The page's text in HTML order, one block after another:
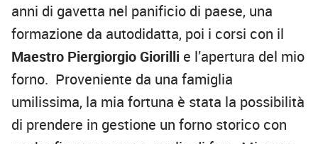
anni di gavetta nel panificio di paese, una
formazione da autodidatta, poi i corsi con il
Maestro Piergiorgio Giorilli e l’apertura del mio
forno. Proveniente da una famiglia
umilissima, la mia fortuna è stata la possibilità
di prendere in gestione un forno storico con